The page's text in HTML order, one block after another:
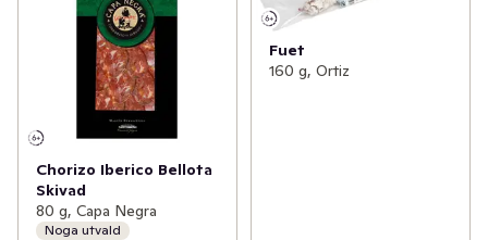
Chorizo Iberico Bellota
Skivad
80 g, Capa Negra
Noga utvald
Fuet
160 g, Ortiz